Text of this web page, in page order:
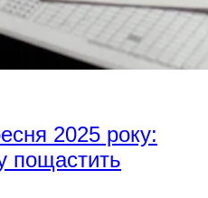
2025 року:
пощастить